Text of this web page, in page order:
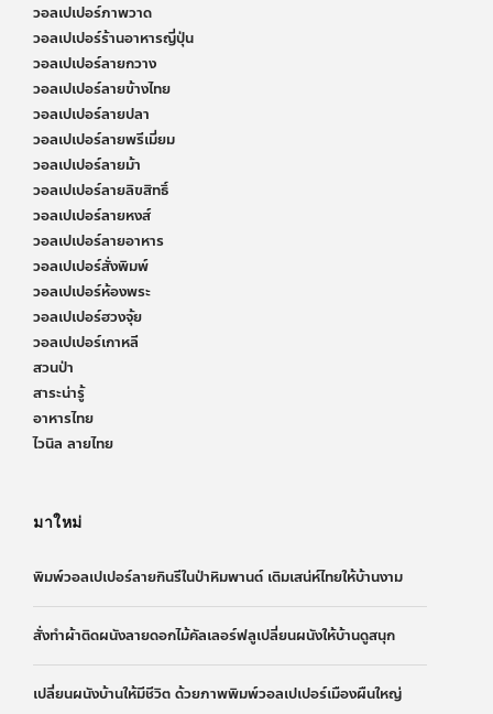
วอลเปเปอร์ภาพวาด
วอลเปเปอร์ร้านอาหารญี่ปุ่น
วอลเปเปอร์ลายกวาง
วอลเปเปอร์ลายข้างไทย
วอลเปเปอร์ลายปลา
วอลเปเปอร์ลายพรีเมี่ยม
วอลเปเปอร์ลายม้า
วอลเปเปอร์ลายลิขสิทธิ์
วอลเปเปอร์ลายหงส์
วอลเปเปอร์ลายอาหาร
วอลเปเปอร์สั่งพิมพ์
วอลเปเปอร์ห้องพระ
วอลเปเปอร์ฮวงจุ้ย
วอลเปเปอร์เกาหลี
สวนป่า
สาระน่ารู้
อาหารไทย
ไวนิล ลายไทย
มาใหม่
พิมพ์วอลเปเปอร์ลายกินรีในป่าหิมพานต์ เติมเสน่ห์ไทยให้บ้านงาม
สั่งทำผ้าติดผนังลายดอกไม้คัลเลอร์ฟลูเปลี่ยนผนังให้บ้านดูสนุก
เปลี่ยนผนังบ้านให้มีชีวิต ด้วยภาพพิมพ์วอลเปเปอร์เมืองผืนใหญ่